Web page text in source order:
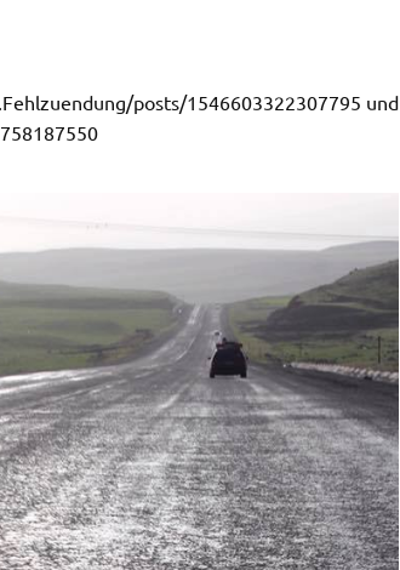
posts/1546603322307795 und